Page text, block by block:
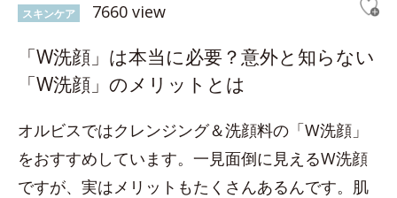
スキンケア 7660 view
「W洗顔」は本当に必要？意外と知らない
「W洗顔」のメリットとは
オルビスではクレンジング＆洗顔料の「W洗顔」
をおすすめしています。一見面倒に見えるW洗顔
ですが、実はメリットもたくさんあるんです。肌